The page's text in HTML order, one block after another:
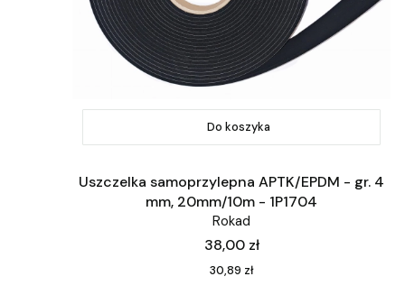
Do koszyka
Uszczelka samoprzylepna APTK/EPDM - gr. 4
mm, 20mm/10m - 1P1704
Rokad
Cena
38,00 zł
Cena
30,89 zł